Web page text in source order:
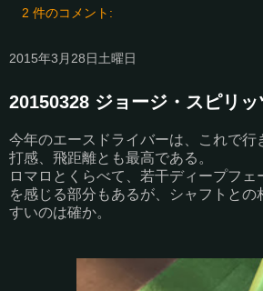
2 件のコメント:
2015年3月28日土曜日
20150328 ジョージ・スピリ
今年のエースドライバーは、これで行
打感、飛距離とも最高である。
ロマロとくらべて、若干ディープフェ
を感じる部分もあるが、シャフトとの
すいのは確か。